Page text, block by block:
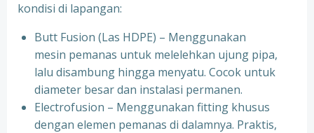
kondisi di lapangan:
Butt Fusion (Las HDPE) – Menggunakan
mesin pemanas untuk melelehkan ujung pipa,
lalu disambung hingga menyatu. Cocok untuk
diameter besar dan instalasi permanen.
Electrofusion – Menggunakan fitting khusus
dengan elemen pemanas di dalamnya. Praktis,